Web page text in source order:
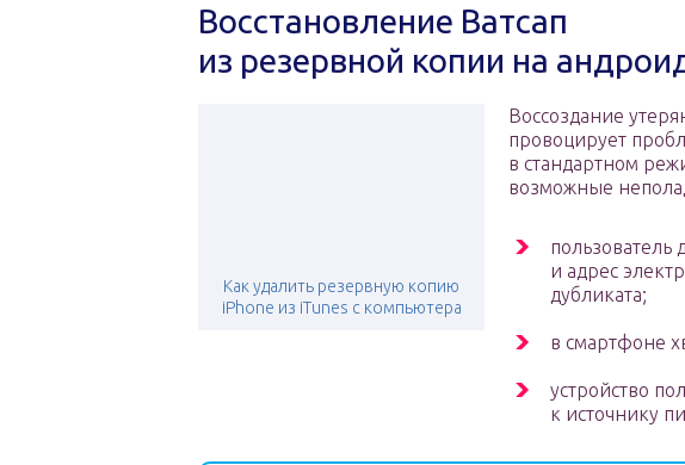
Восстановление Ватсап
из резервной копии на
Как удалить резервную копию
iPhone из iTunes с компьютера
Воссоздание
провоцирует
в стандартном
возможные
пользователь
и адрес
дубликата;
в смартфоне
устройство
к источнику